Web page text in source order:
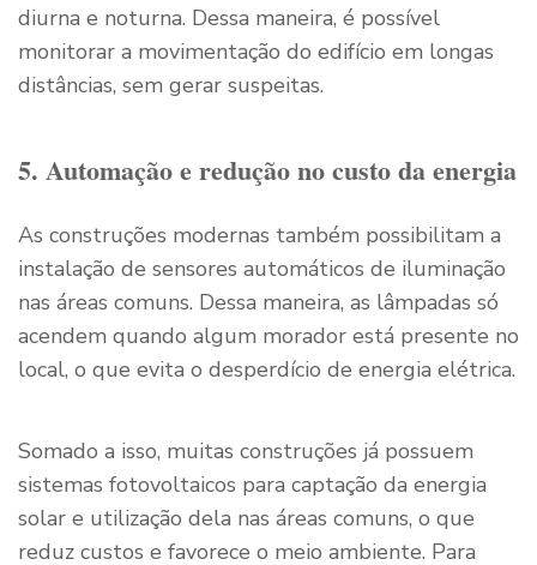
diurna e noturna. Dessa maneira, é possível
monitorar a movimentação do edifício em longas
distâncias, sem gerar suspeitas.
5. Automação e redução no custo da energia
As construções modernas também possibilitam a
instalação de sensores automáticos de iluminação
nas áreas comuns. Dessa maneira, as lâmpadas só
acendem quando algum morador está presente no
local, o que evita o desperdício de energia elétrica.
Somado a isso, muitas construções já possuem
sistemas fotovoltaicos para captação da energia
solar e utilização dela nas áreas comuns, o que
reduz custos e favorece o meio ambiente. Para